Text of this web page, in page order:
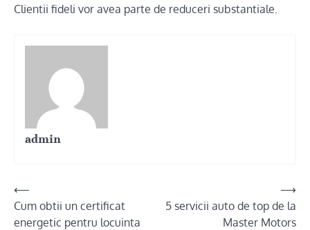
Clientii fideli vor avea parte de reduceri substantiale.
admin
Post
navigation
⟵
Cum obtii un certificat
energetic pentru locuinta
5 servicii auto de top de la
Master Motors
⟶